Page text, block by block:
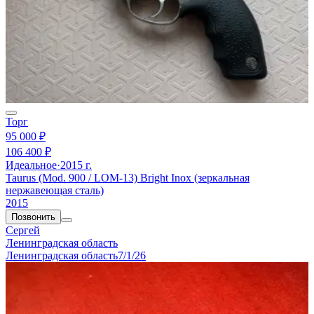
Торг
95 000 ₽
106 400 ₽
Идеальное·2015 г.
Taurus (Mod. 900 / LOM-13) Bright Inox (зеркальная
нержавеющая сталь)
2015
Позвонить
Сергей
Ленинградская область
Ленинградская область7/1/26